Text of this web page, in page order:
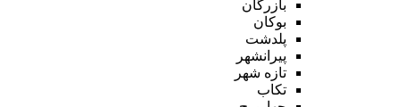
بازرگان
بوکان
پلدشت
پیرانشهر
تازه شهر
تکاب